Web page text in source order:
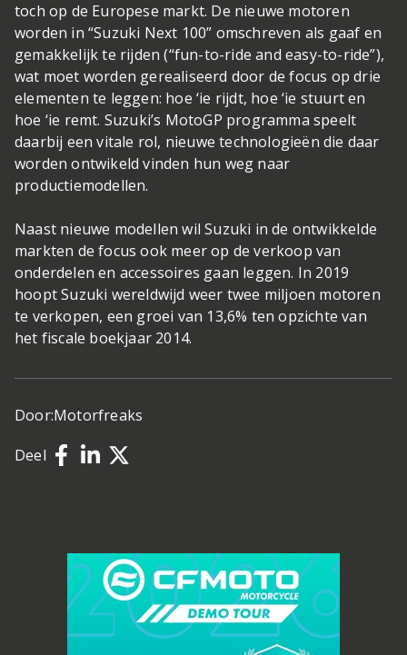
toch op de Europese markt. De nieuwe motoren
worden in “Suzuki Next 100” omschreven als gaaf en
gemakkelijk te rijden (“fun-to-ride and easy-to-ride”),
wat moet worden gerealiseerd door de focus op drie
elementen te leggen: hoe ‘ie rijdt, hoe ‘ie stuurt en
hoe ‘ie remt. Suzuki’s MotoGP programma speelt
daarbij een vitale rol, nieuwe technologieën die daar
worden ontwikeld vinden hun weg naar
productiemodellen.
Naast nieuwe modellen wil Suzuki in de ontwikkelde
markten de focus ook meer op de verkoop van
onderdelen en accessoires gaan leggen. In 2019
hoopt Suzuki wereldwijd weer twee miljoen motoren
te verkopen, een groei van 13,6% ten opzichte van
het fiscale boekjaar 2014.
Door:Motorfreaks
Deel